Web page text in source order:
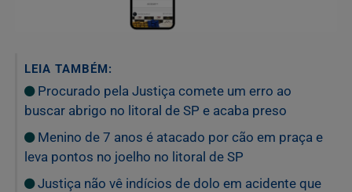
LEIA TAMBÉM:
Procurado pela Justiça comete um erro ao
buscar abrigo no litoral de SP e acaba preso
Menino de 7 anos é atacado por cão em praça e
leva pontos no joelho no litoral de SP
Justiça não vê indícios de dolo em acidente que